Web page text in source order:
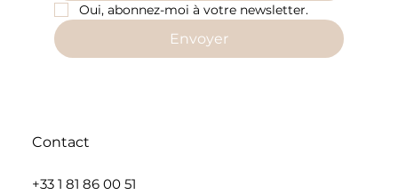
Oui, abonnez-moi à votre newsletter.
Envoyer
Contact
+33 1 81 86 00 51